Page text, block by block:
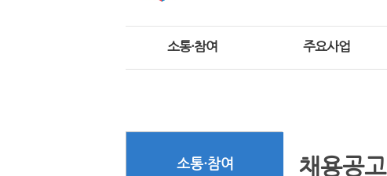
소통·참여 주요사업
소통·참여 채용공고